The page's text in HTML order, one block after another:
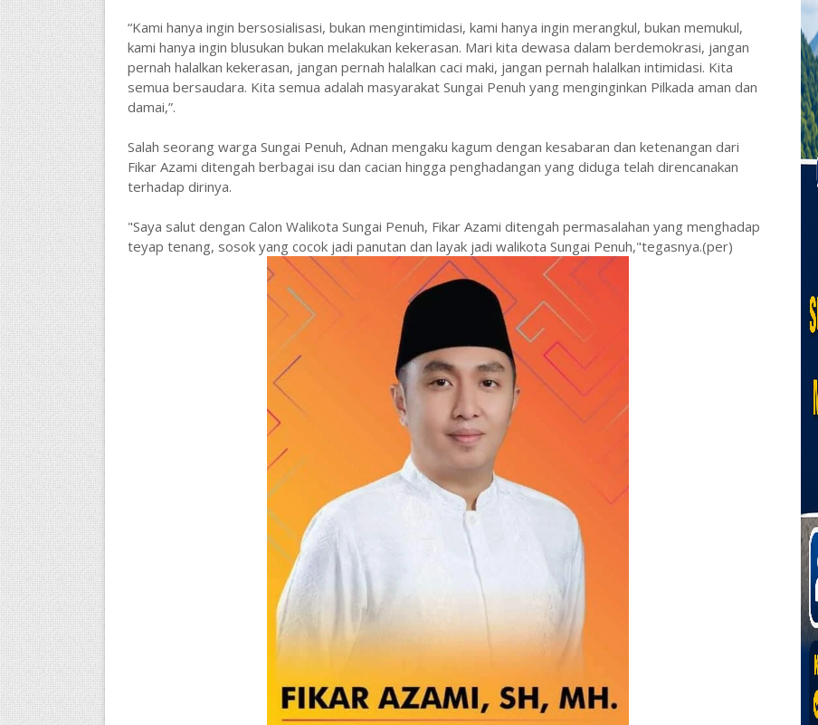
“Kami hanya ingin bersosialisasi, bukan mengintimidasi, kami hanya ingin merangkul, bukan memukul,
kami hanya ingin blusukan bukan melakukan kekerasan. Mari kita dewasa dalam berdemokrasi, jangan
pernah halalkan kekerasan, jangan pernah halalkan caci maki, jangan pernah halalkan intimidasi. Kita
semua bersaudara. Kita semua adalah masyarakat Sungai Penuh yang menginginkan Pilkada aman dan
damai,”.
Salah seorang warga Sungai Penuh, Adnan mengaku kagum dengan kesabaran dan ketenangan dari
Fikar Azami ditengah berbagai isu dan cacian hingga penghadangan yang diduga telah direncanakan
terhadap dirinya.
"Saya salut dengan Calon Walikota Sungai Penuh, Fikar Azami ditengah permasalahan yang menghadap
teyap tenang, sosok yang cocok jadi panutan dan layak jadi walikota Sungai Penuh,"tegasnya.(per)